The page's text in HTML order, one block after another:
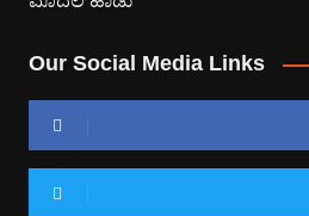
Our Social Media Links